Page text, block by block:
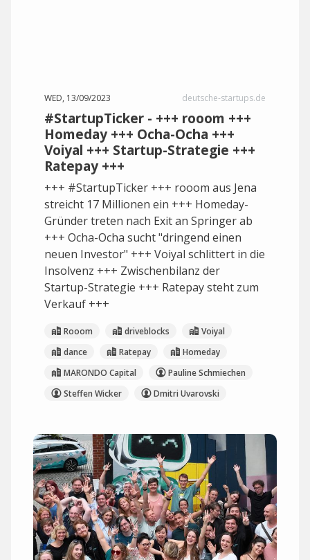
WED, 13/09/2023 deutsche-startups.de
#StartupTicker - +++ rooom +++
Homeday +++ Ocha-Ocha +++
Voiyal +++ Startup-Strategie +++
Ratepay +++
+++ #StartupTicker +++ rooom aus Jena
streicht 17 Millionen ein +++ Homeday-
Gründer treten nach Exit an Springer ab
+++ Ocha-Ocha sucht "dringend einen
neuen Investor" +++ Voiyal schlittert in die
Insolvenz +++ Zwischenbilanz der
Startup-Strategie +++ Ratepay steht zum
Verkauf +++
Rooom driveblocks
Voiyal
dance
Ratepay
Homeday
MARONDO Capital
Pauline Schmiechen
Steffen Wicker
Dmitri Uvarovski